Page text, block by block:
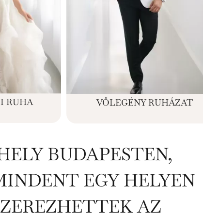
RUHA VŐLEGÉNY RUHÁZAT
BUDAPESTEN,
EGY HELYEN
AZ